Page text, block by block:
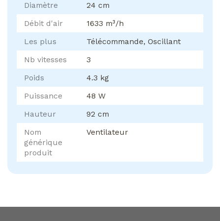
Diamètre
24 cm
Débit d'air
1633 m³/h
Les plus
Télécommande, Oscillant
Nb vitesses
3
Poids
4.3 kg
Puissance
48 W
Hauteur
92 cm
Nom
générique
produit
Ventilateur